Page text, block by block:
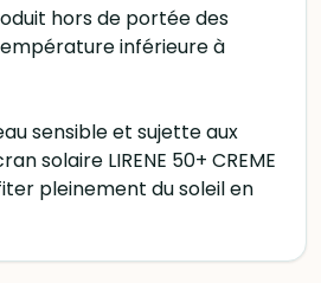
hors de portée des
inférieure à
sensible et sujette aux
solaire LIRENE 50+ CREME
pleinement du soleil en